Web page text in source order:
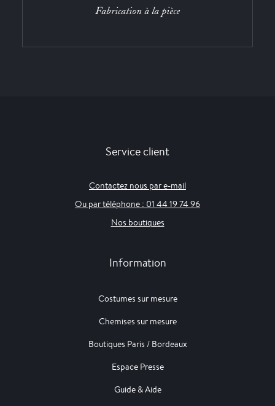
Fabrication à la pièce
Service client
Contactez nous par e-mail
Ou par téléphone : 01 44 19 74 96
Nos boutiques
Information
Costumes sur mesure
Chemises sur mesure
Boutiques Paris / Bordeaux
Espace Presse
Guide & Aide